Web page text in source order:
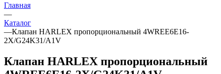
Главная
—
Каталог
—Клапан HARLEX пропорциональный 4WREE6E16-
2X/G24K31/A1V
Клапан HARLEX пропорциональный